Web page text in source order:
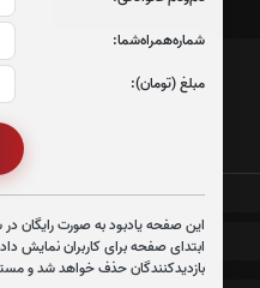
شماره‌همراه‌شما:
مبلغ (تومان):
این صفحه یادبود به صورت رایگان
ابتدای صفحه برای کاربران نمایش
بازدیدکنندگان حذف خواهد شد و
تولد : 1350